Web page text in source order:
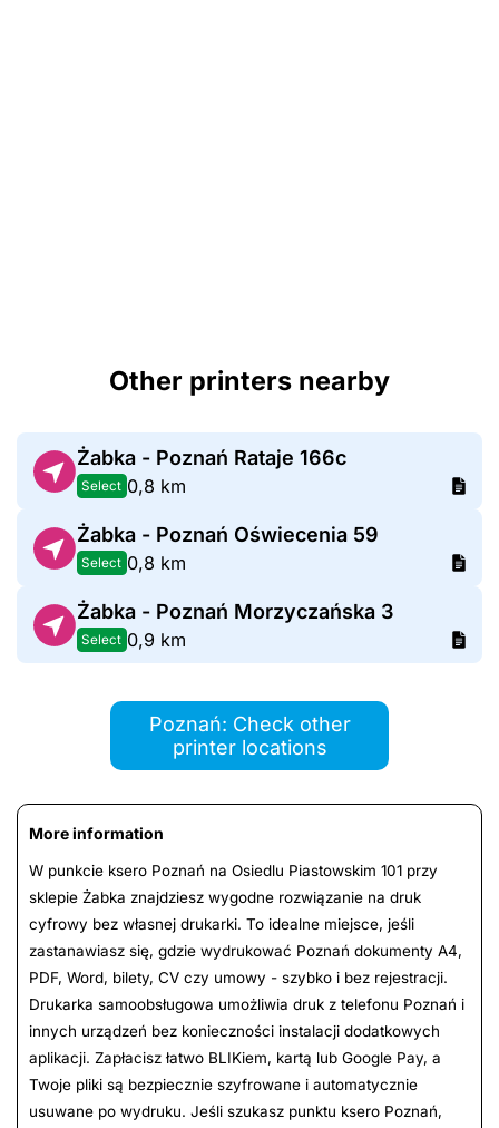
Other printers nearby
Żabka - Poznań Rataje 166c
Select 0,8 km
Żabka - Poznań Oświecenia 59
Select 0,8 km
Żabka - Poznań Morzyczańska 3
Select 0,9 km
Poznań: Check other
printer locations
More information
W punkcie ksero Poznań na Osiedlu Piastowskim 101 przy
sklepie Żabka znajdziesz wygodne rozwiązanie na druk
cyfrowy bez własnej drukarki. To idealne miejsce, jeśli
zastanawiasz się, gdzie wydrukować Poznań dokumenty A4,
PDF, Word, bilety, CV czy umowy - szybko i bez rejestracji.
Drukarka samoobsługowa umożliwia druk z telefonu Poznań i
innych urządzeń bez konieczności instalacji dodatkowych
aplikacji. Zapłacisz łatwo BLIKiem, kartą lub Google Pay, a
Twoje pliki są bezpiecznie szyfrowane i automatycznie
usuwane po wydruku. Jeśli szukasz punktu ksero Poznań,